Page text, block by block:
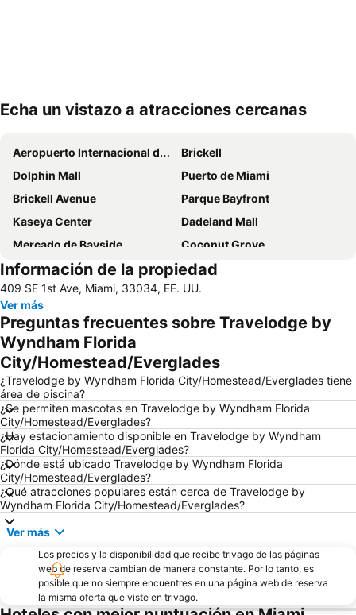
Echa un vistazo a atracciones cercanas
Aeropuerto Internacional de Miami
Brickell
Dolphin Mall
Puerto de Miami
Brickell Avenue
Parque Bayfront
Kaseya Center
Dadeland Mall
Mercado de Bayside
Coconut Grove
Design District
Miami Beach Marina
FIU Stadium
Tamiami Trail
Miami International Mall
Centro de Miami
Ross Dress For Less
West Brickell
Bay Cruise Evening
Metromover
Midtown
Biscayne Island
T.J. Maxx
Información de la propiedad
409 SE 1st Ave, Miami, 33034, EE. UU.
Ver más
Preguntas frecuentes sobre Travelodge by
Wyndham Florida
City/Homestead/Everglades
¿Travelodge by Wyndham Florida City/Homestead/Everglades tiene
área de piscina?
¿Se permiten mascotas en Travelodge by Wyndham Florida
City/Homestead/Everglades?
¿Hay estacionamiento disponible en Travelodge by Wyndham
Florida City/Homestead/Everglades?
¿Dónde está ubicado Travelodge by Wyndham Florida
City/Homestead/Everglades?
¿Qué atracciones populares están cerca de Travelodge by
Wyndham Florida City/Homestead/Everglades?
Ver más
Los precios y la disponibilidad que recibe trivago de las páginas
web de reserva cambian de manera constante. Por lo tanto, es
posible que no siempre encuentres en una página web de reserva
la misma oferta que viste en trivago.